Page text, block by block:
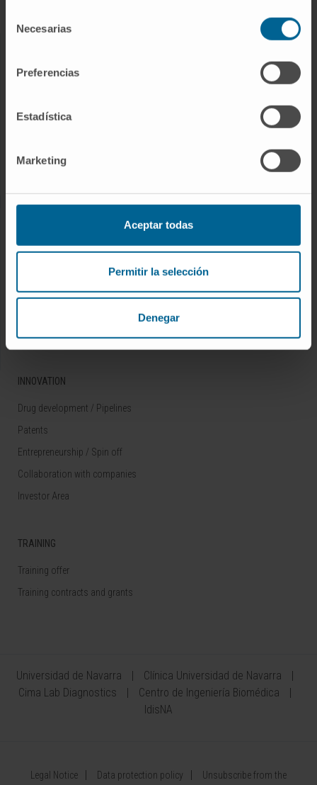
Necesarias
Preferencias
Estadística
Marketing
Aceptar todas
Permitir la selección
Denegar
Our Researchers
Technology platforms
INNOVATION
Drug development / Pipelines
Patents
Entrepreneurship / Spin off
Collaboration with companies
Investor Area
TRAINING
Training offer
Training contracts and grants
Universidad de Navarra
Clínica Universidad de Navarra
Cima Lab Diagnostics
Centro de Ingeniería Biomédica
IdisNA
Legal Notice Data protection policy Unsubscribe from the